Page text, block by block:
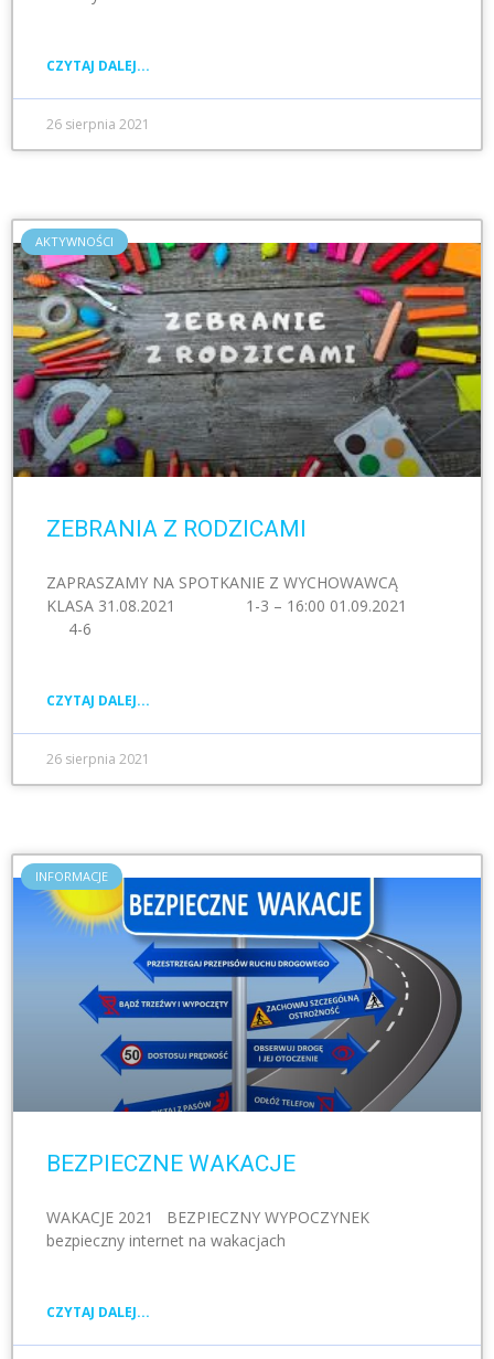
CZYTAJ DALEJ...
26 sierpnia 2021
AKTYWNOŚCI
ZEBRANIA Z RODZICAMI
ZAPRASZAMY NA SPOTKANIE Z WYCHOWAWCĄ
KLASA 31.08.2021 1-3 – 16:00 01.09.2021
4-6
CZYTAJ DALEJ...
26 sierpnia 2021
INFORMACJE
BEZPIECZNE WAKACJE
WAKACJE 2021 BEZPIECZNY WYPOCZYNEK
bezpieczny internet na wakacjach
CZYTAJ DALEJ...